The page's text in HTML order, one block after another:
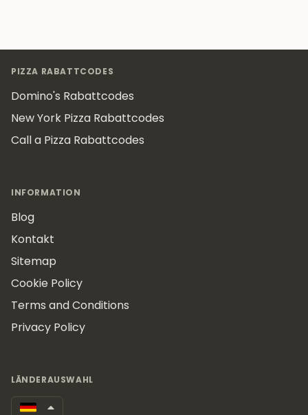
PIZZA RABATTCODES
Domino's Rabattcodes
New York Pizza Rabattcodes
Call a Pizza Rabattcodes
INFORMATION
Blog
Kontakt
Sitemap
Cookie Policy
Terms and Conditions
Privacy Policy
LÄNDERAUSWAHL